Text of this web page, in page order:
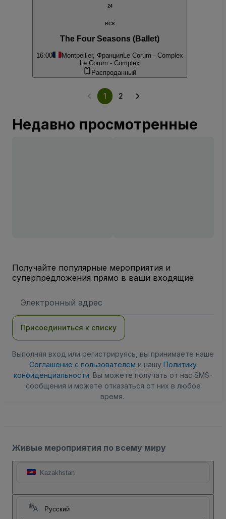
24
вск
The Four Seasons (Ballet)
16:00 Montpellier, Франция Le Corum - Complex
Le Corum - Complex
Распроданный
1 2
Недавно просмотренные
Получайте популярные мероприятия и
суперпредложения прямо в ваши входящие
электронной
Присоединиться к списку
Выполняя вход или регистрируясь, вы принимаете наше
Соглашение с пользователем и нашу Политику
конфиденциальности. Вы можете получать от нас SMS-
сообщения и можете отказаться от них в любое
время.
Живые мероприятия по всему миру
Kazakhstan
Русский